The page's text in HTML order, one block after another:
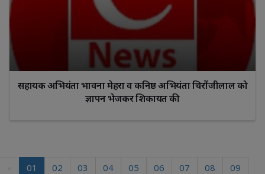
सहायक अभियंता भावना मेहरा व कनिष्ठ अभियंता चिरौंजीलाल को
ज्ञापन भेजकर शिकायत की
01 02 03 04 05 06 07 08
09